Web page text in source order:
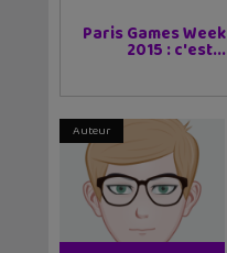
Paris Games Week
2015 : c'est...
Auteur